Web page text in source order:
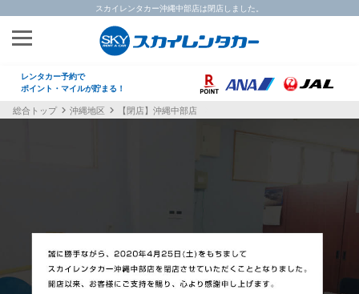
スカイレンタカー沖縄中部店は閉店しました。
レンタカー予約で
ポイント・マイルが貯まる！
総合トップ 沖縄地区 【閉店】沖縄中部店